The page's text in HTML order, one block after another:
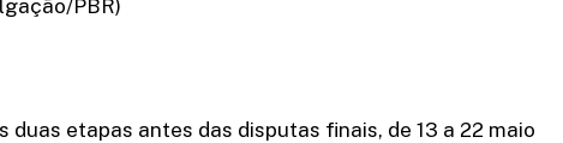
PBR)
duas etapas antes das disputas finais, de 13 a 22 maio